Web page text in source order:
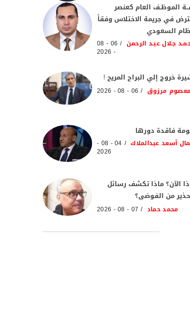
الموظـف العام كعنصر
في جريمة الاختلاس وفقاً
السعودي
جـلال عبـد الرحمن 06 - 08
- 2026
خروج إلي البراح المريح !
معصوم مرزوق 06 - 08 - 2026
فاقدة دورها
أسعد عبدالملاك 04 - 08 -
2026
الآن؟ ماذا تكشف رسائل
من الفوضى؟
محمد حماد 07 - 08 - 2026